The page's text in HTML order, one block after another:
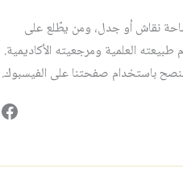
نقاش أو جدل، ومن يطّلع على
العلمية ومرجعيته الأكاديمية.
باستخدام صفحتنا على الفيسبوك.